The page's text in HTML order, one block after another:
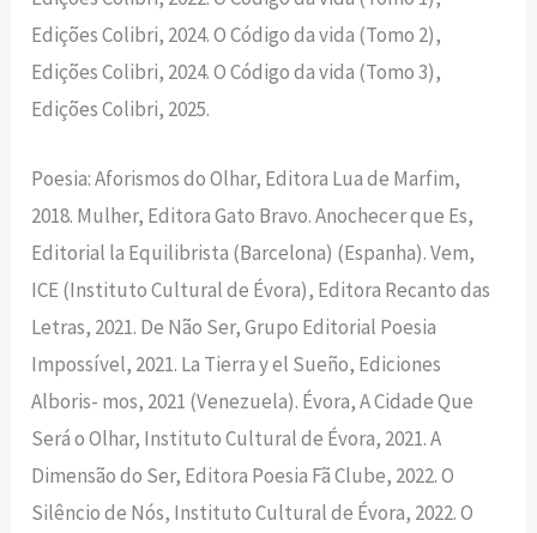
Edições Colibri, 2024. O Código da vida (Tomo 2),
Edições Colibri, 2024. O Código da vida (Tomo 3),
Edições Colibri, 2025.
Poesia: Aforismos do Olhar, Editora Lua de Marfim,
2018. Mulher, Editora Gato Bravo. Anochecer que Es,
Editorial la Equilibrista (Barcelona) (Espanha). Vem,
ICE (Instituto Cultural de Évora), Editora Recanto das
Letras, 2021. De Não Ser, Grupo Editorial Poesia
Impossível, 2021. La Tierra y el Sueño, Ediciones
Alboris- mos, 2021 (Venezuela). Évora, A Cidade Que
Será o Olhar, Instituto Cultural de Évora, 2021. A
Dimensão do Ser, Editora Poesia Fã Clube, 2022. O
Silêncio de Nós, Instituto Cultural de Évora, 2022. O